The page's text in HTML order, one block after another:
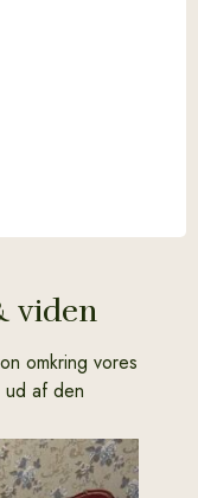
viden
omkring vores
af den